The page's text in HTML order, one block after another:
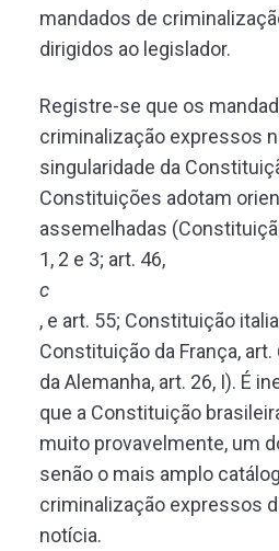
mandados de
dirigidos ao legislador.
Registre-se que os
criminalização expressos
singularidade da
Constituições adotam
assemelhadas
1, 2 e 3; art. 46,
c
, e art. 55; Constituição
Constituição da França,
da Alemanha, art. 26, I). É
que a Constituição
muito provavelmente, um
senão o mais amplo
criminalização expressos
notícia.